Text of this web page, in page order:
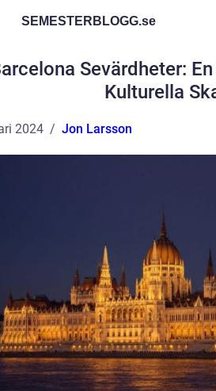
SEMESTERBLOGG.se
Sevärdheter:
Kulturella
2024 Jon Larsson